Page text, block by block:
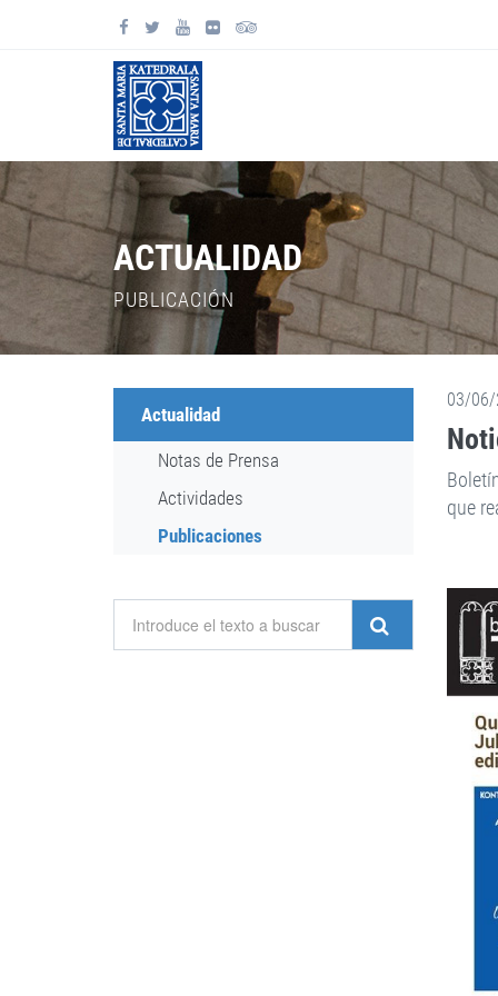
ACTUALIDAD
PUBLICACIÓN
Actualidad
Notas de Prensa
Actividades
Publicaciones
03/
que